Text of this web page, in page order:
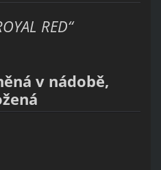
RED“
v nádobě,